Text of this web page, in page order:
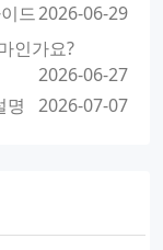
드2026-06-29
인가요?
2026-06-27
명
2026-07-07